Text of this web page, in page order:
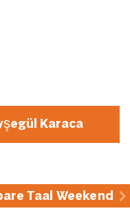
Karaca
Taal Weekend